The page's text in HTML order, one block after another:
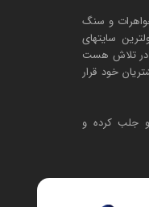
جواهرات و سنگ
سایتهای
در تلاش هست
خود قرار
جلب کرده و